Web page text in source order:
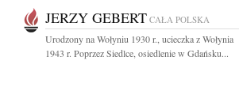
JERZY GEBERT CAŁA POLSKA
Urodzony na Wołyniu 1930 r., ucieczka z Wołynia
1943 r. Poprzez Siedlce, osiedlenie w Gdańsku...